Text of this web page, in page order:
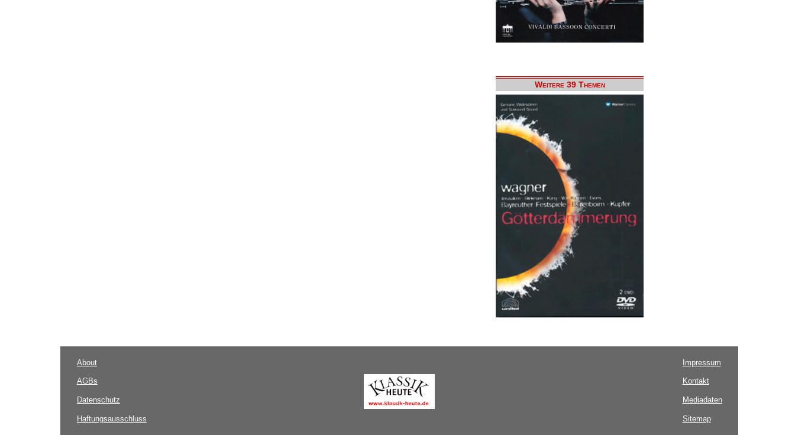
Weitere 39 Themen
About
AGBs
Datenschutz
Haftungsausschluss
Impressum
Kontakt
Mediadaten
Sitemap